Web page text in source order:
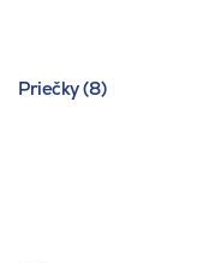
Priečky (8)